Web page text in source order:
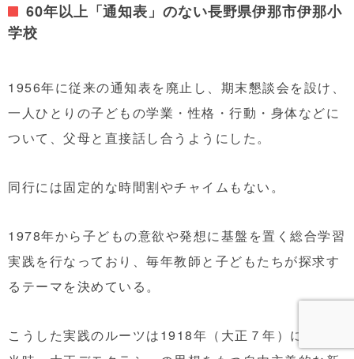
60年以上「通知表」のない長野県伊那市伊那小
学校
1956年に従来の通知表を廃止し、期末懇談会を設け、
一人ひとりの子どもの学業・性格・行動・身体などに
ついて、父母と直接話し合うようにした。
同行には固定的な時間割やチャイムもない。
1978年から子どもの意欲や発想に基盤を置く総合学習
実践を行なっており、毎年教師と子どもたちが探求す
るテーマを決めている。
こうした実践のルーツは1918年（大正７年）に遡る。